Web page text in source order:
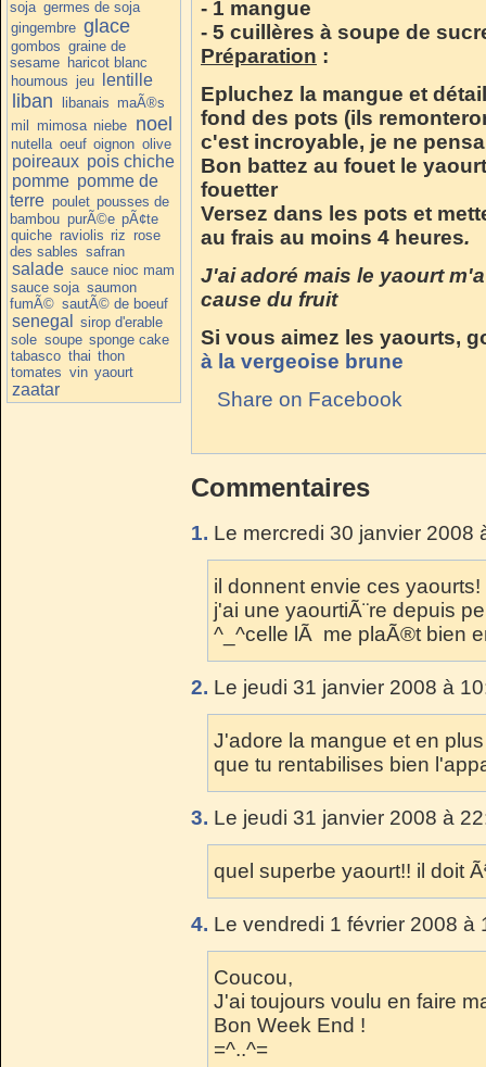
soja germes de soja
gingembre glace
gombos graine de
sesame haricot blanc
houmous jeu lentille
liban libanais maÃ®s
mil mimosa niebe noel
nutella oeuf oignon olive
poireaux pois chiche
pomme pomme de
terre poulet pousses de
bambou purÃ©e pÃ¢te
quiche raviolis riz rose
des sables safran
salade sauce nioc mam
sauce soja saumon
fumÃ© sautÃ© de boeuf
senegal
sirop d'erable
sole soupe sponge cake
tabasco thai thon
tomates vin yaourt
zaatar
- 1 mangue
- 5 cuillères à soupe de
Préparation :
Epluchez la mangue et
fond des pots (ils
c'est incroyable, je ne
Bon battez au fouet le
fouetter
Versez dans les pots et
au frais au moins 4 heures.
J'ai adoré mais le yaourt
cause du fruit
Si vous aimez les yaourts,
à la vergeoise brune
Share on Facebook
Commentaires
1. Le mercredi 30 janvier 2008
il donnent envie ces yaourts!
j'ai une yaourtiÃ¨re depuis
^_^celle lÃ me plaÃ®t bien
2. Le jeudi 31 janvier 2008 à
J'adore la mangue et en
que tu rentabilises bien
3. Le jeudi 31 janvier 2008 à
quel superbe yaourt!! il doit
4. Le vendredi 1 février 2008 à
Coucou,
J'ai toujours voulu en faire
Bon Week End !
=^..^=